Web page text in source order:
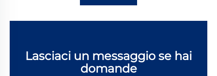
Lasciaci un messaggio se hai
domande